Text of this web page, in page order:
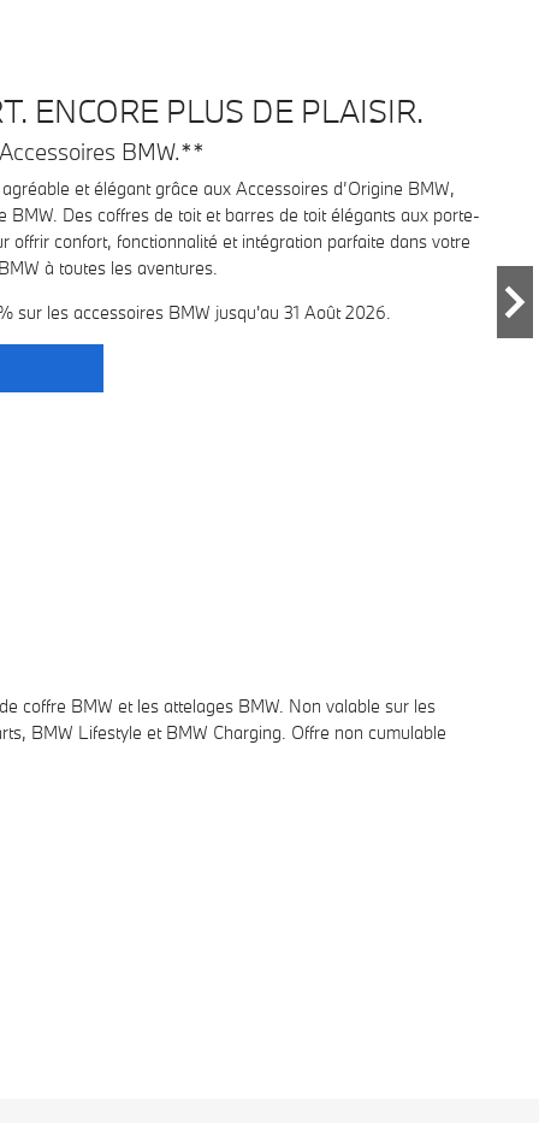
ENCORE PLUS DE PLAISIR.
BMW.**
et élégant grâce aux Accessoires d’Origine BMW,
BMW. Des coffres de toit et barres de toit élégants aux porte-
offrir confort, fonctionnalité et intégration parfaite dans votre
à toutes les aventures.
sur les accessoires BMW jusqu'au 31 Août 2026.
coffre BMW et les attelages BMW. Non valable sur les
BMW Lifestyle et BMW Charging. Offre non cumulable